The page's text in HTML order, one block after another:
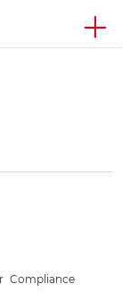
Compliance